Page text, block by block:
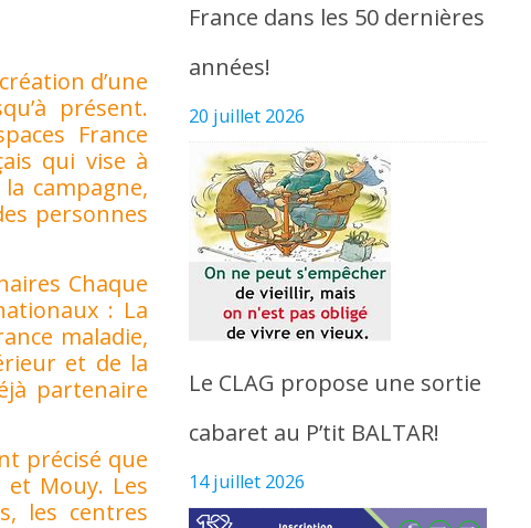
d’une
présent.
France
qui vise à
campagne,
personnes
Chaque
: La
maladie,
et de la
partenaire
précisé que
Mouy. Les
les centres
France dans les 50 dernières
années!
20 juillet 2026
Le CLAG propose une sortie
cabaret au P’tit BALTAR!
14 juillet 2026